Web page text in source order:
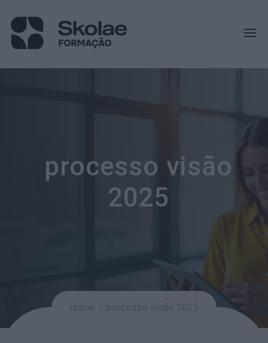
processo visão
2025